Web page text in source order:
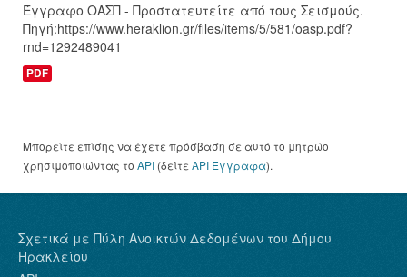
Έγγραφο ΟΑΣΠ - Προστατευτείτε από τους Σεισμούς.
Πηγή:https://www.heraklion.gr/files/items/5/581/oasp.pdf?
rnd=1292489041
PDF
Μπορείτε επίσης να έχετε πρόσβαση σε αυτό το μητρώο
χρησιμοποιώντας το API (δείτε API Έγγραφα).
Σχετικά με Πύλη Ανοικτών Δεδομένων του Δήμου
Ηρακλείου